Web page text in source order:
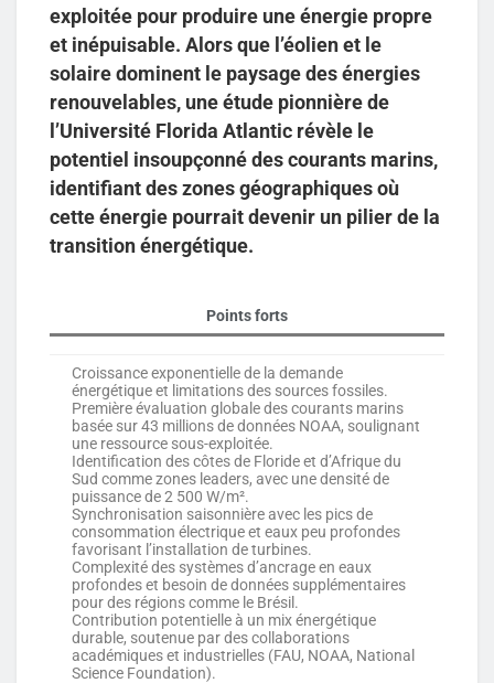
exploitée pour produire une énergie propre
et inépuisable. Alors que l’éolien et le
solaire dominent le paysage des énergies
renouvelables, une étude pionnière de
l’Université Florida Atlantic révèle le
potentiel insoupçonné des courants marins,
identifiant des zones géographiques où
cette énergie pourrait devenir un pilier de la
transition énergétique.
Points forts
Croissance exponentielle de la demande
énergétique et limitations des sources fossiles.
Première évaluation globale des courants marins
basée sur 43 millions de données NOAA, soulignant
une ressource sous-exploitée.
Identification des côtes de Floride et d’Afrique du
Sud comme zones leaders, avec une densité de
puissance de 2 500 W/m².
Synchronisation saisonnière avec les pics de
consommation électrique et eaux peu profondes
favorisant l’installation de turbines.
Complexité des systèmes d’ancrage en eaux
profondes et besoin de données supplémentaires
pour des régions comme le Brésil.
Contribution potentielle à un mix énergétique
durable, soutenue par des collaborations
académiques et industrielles (FAU, NOAA, National
Science Foundation).